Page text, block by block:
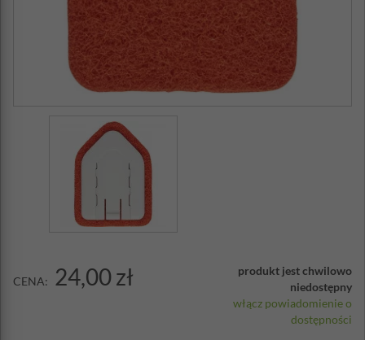
CENA: 24,00 zł
produkt jest chwilowo
niedostępny
włącz powiadomienie o
dostępności